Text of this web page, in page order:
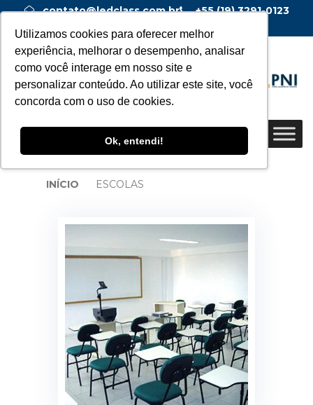
Utilizamos cookies para oferecer melhor
experiência, melhorar o desempenho, analisar
como você interage em nosso site e
personalizar conteúdo. Ao utilizar este site, você
concorda com o uso de cookies.
Ok, entendi!
contato@ledclass.com.br
+55 (19) 3291-0123
INÍCIO ESCOLAS